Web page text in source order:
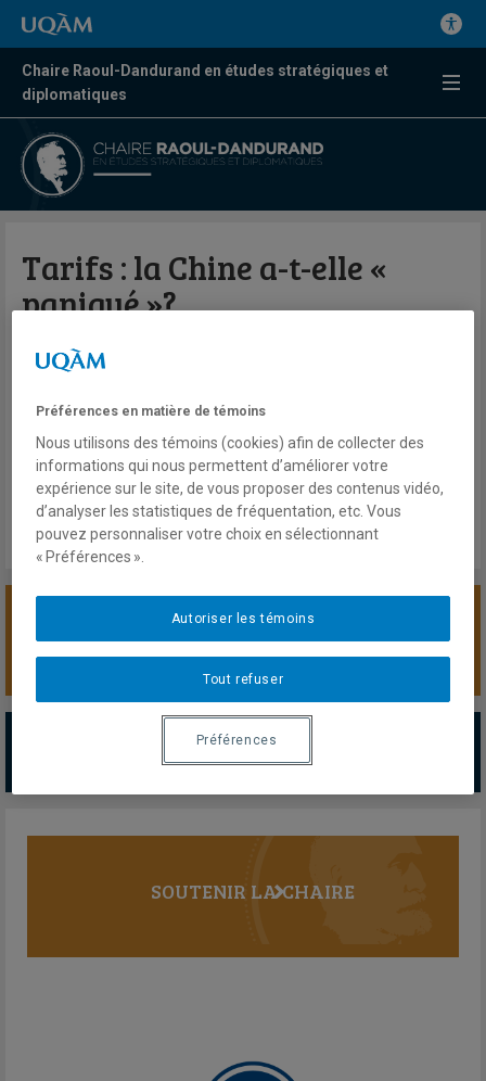
Chaire Raoul-Dandurand en études stratégiques et
diplomatiques
Tarifs : la Chine a-t-elle «
paniqué »?
Benoit Hardy-Chartrand
ICI RDI
Vendredi 4 avril 2025
Lien externe
SOUTENIR LA CHAIRE
PARTENAIRES MAJEURS
Tous les partenaires
SOUTENIR LA CHAIRE
Préférences en matière de témoins
Nous utilisons des témoins (cookies) afin de collecter des
informations qui nous permettent d’améliorer votre
expérience sur le site, de vous proposer des contenus vidéo,
d’analyser les statistiques de fréquentation, etc. Vous
pouvez personnaliser votre choix en sélectionnant
« Préférences ».
Tout refuser
Autoriser les témoins
Préférences